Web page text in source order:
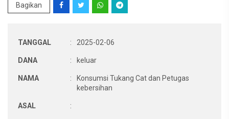
Bagikan
TANGGAL : 2025-02-06
DANA : keluar
NAMA :
Konsumsi Tukang Cat dan Petugas
kebersihan
ASAL :